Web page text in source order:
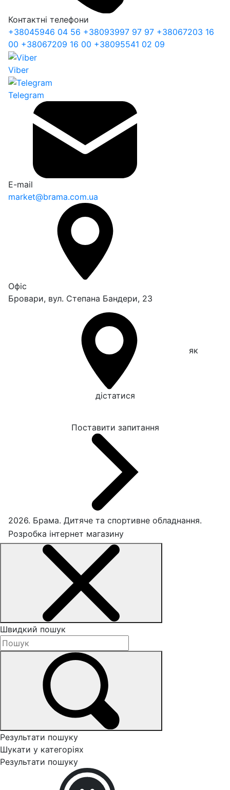
Контактні телефони
+38045946 04 56 +38093997 97 97 +38067203 16
00 +38067209 16 00 +38095541 02 09
Viber
Telegram
E-mail
market@brama.com.ua
Офіс
Бровари, вул. Степана Бандери, 23
як
дістатися
Поставити запитання
2026. Брама. Дитяче та спортивне обладнання.
Розробка інтернет магазину
Швидкий пошук
Результати пошуку
Шукати у категоріях
Результати пошуку